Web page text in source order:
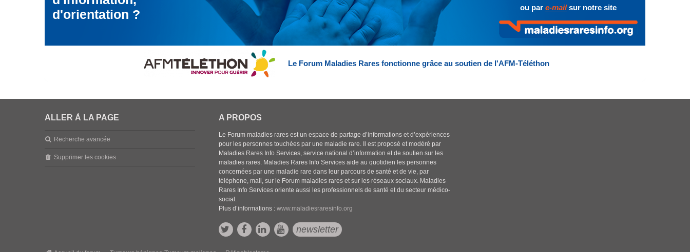
d'orientation ?
ou par e-mailsur notre site
Le Forum Maladies Rares fonctionne grâce au soutien de l'AFM-Téléthon
ALLER À LA PAGE
Recherche avancée
Supprimer les cookies
A PROPOS
Le Forum maladies rares est un espace de partage d’informations et d’expériences
pour les personnes touchées par une maladie rare. Il est proposé et modéré par
Maladies Rares Info Services, service national d’information et de soutien sur les
maladies rares. Maladies Rares Info Services aide au quotidien les personnes
concernées par une maladie rare dans leur parcours de santé et de vie, par
téléphone, mail, sur le Forum maladies rares et sur les réseaux sociaux. Maladies
Rares Info Services oriente aussi les professionnels de santé et du secteur médico-
social.
Plus d’informations :www.maladiesraresinfo.org
newsletter